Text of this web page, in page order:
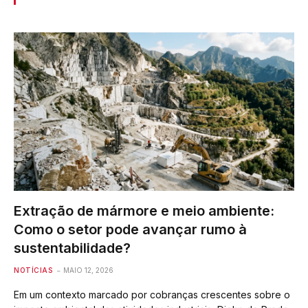
Extração de mármore e meio ambiente:
Como o setor pode avançar rumo à
sustentabilidade?
NOTÍCIAS MAIO 12, 2026
Em um contexto marcado por cobranças crescentes sobre o